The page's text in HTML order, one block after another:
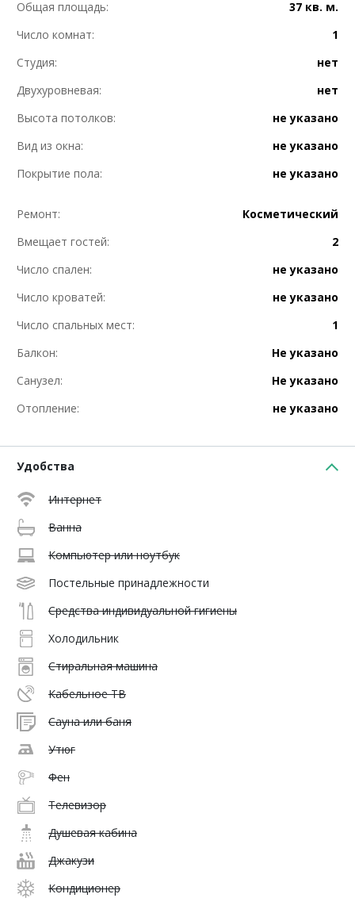
Общая площадь:
37 кв. м.
Число комнат:
1
Студия:
нет
Двухуровневая:
нет
Высота потолков:
не указано
Вид из окна:
не указано
Покрытие пола:
не указано
Ремонт:
Косметический
Вмещает гостей:
2
Число спален:
не указано
Число кроватей:
не указано
Число спальных мест:
1
Балкон:
Не указано
Санузел:
Не указано
Отопление:
не указано
Удобства
Интернет
Ванна
Компьютер или ноутбук
Постельные принадлежности
Средства индивидуальной гигиены
Холодильник
Стиральная машина
Кабельное ТВ
Сауна или баня
Утюг
Фен
Телевизор
Душевая кабина
Джакузи
Кондиционер